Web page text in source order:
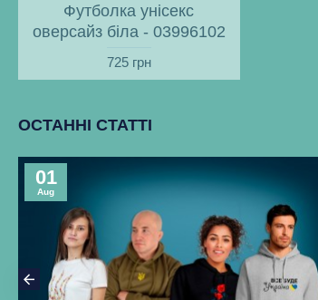
Футболка унісекс
оверсайз біла - 03996102
725 грн
ОСТАННІ СТАТТІ
01
Aug